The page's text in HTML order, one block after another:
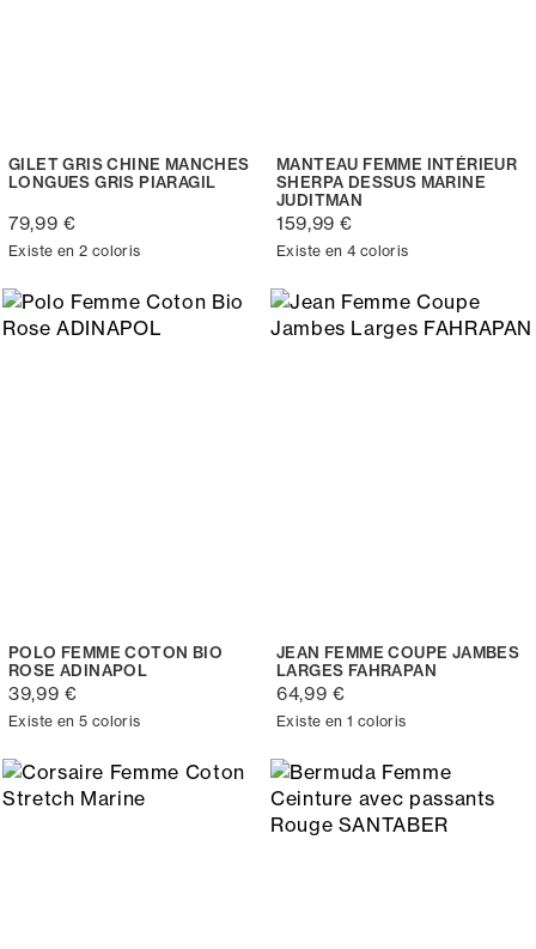
GILET GRIS CHINE MANCHES
LONGUES GRIS PIARAGIL
79,99 €
Existe en 2 coloris
MANTEAU FEMME INTÉRIEUR
SHERPA DESSUS MARINE
JUDITMAN
159,99 €
Existe en 4 coloris
POLO FEMME COTON BIO
ROSE ADINAPOL
39,99 €
Existe en 5 coloris
JEAN FEMME COUPE JAMBES
LARGES FAHRAPAN
64,99 €
Existe en 1 coloris